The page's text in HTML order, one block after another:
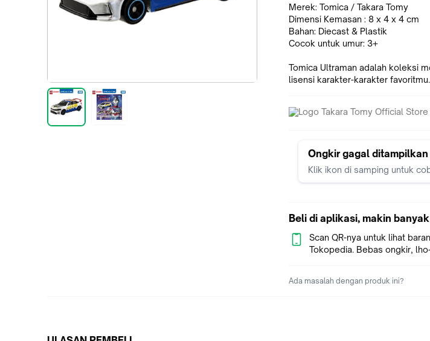
Merek: Tomica / Takara Tomy
Dimensi Kemasan : 8 x 4 x 4 cm
Bahan: Diecast & Plastik
Cocok untuk umur: 3+
Tomica Ultraman adalah koleksi
lisensi karakter-karakter favoritmu.
Ongkir gagal ditampilkan
Klik ikon di samping untuk
Beli di aplikasi, makin
Scan QR-nya untuk lihat
Tokopedia. Bebas ongkir,
Ada masalah dengan produk ini?